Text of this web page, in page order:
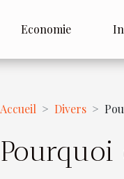
Economie
Accueil Divers
Pourquoi